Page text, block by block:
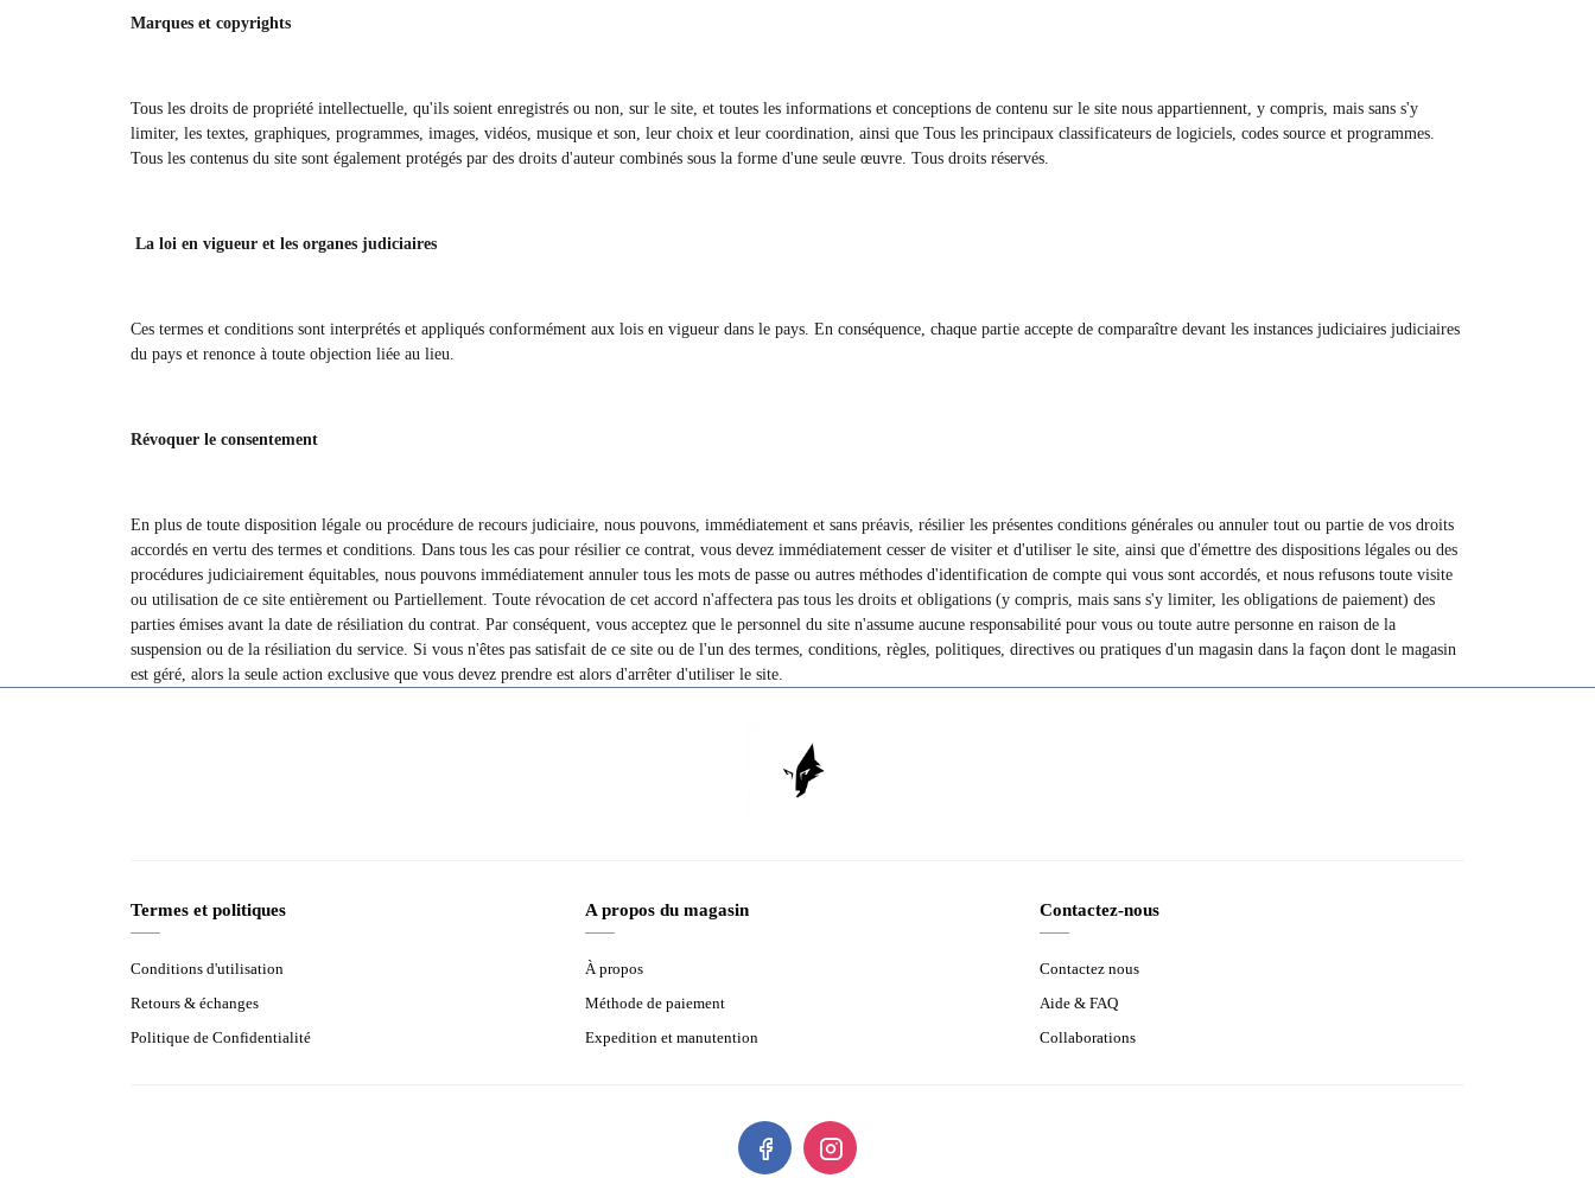
Marques et copyrights
Tous les droits de propriété intellectuelle, qu'ils soient enregistrés ou non, sur le site, et toutes les informations et conceptions de contenu sur le site nous appartiennent, y compris, mais sans s'y
limiter, les textes, graphiques, programmes, images, vidéos, musique et son, leur choix et leur coordination, ainsi que Tous les principaux classificateurs de logiciels, codes source et programmes.
Tous les contenus du site sont également protégés par des droits d'auteur combinés sous la forme d'une seule œuvre. Tous droits réservés.
La loi en vigueur et les organes judiciaires
Ces termes et conditions sont interprétés et appliqués conformément aux lois en vigueur dans le pays. En conséquence, chaque partie accepte de comparaître devant les instances judiciaires judiciaires
du pays et renonce à toute objection liée au lieu.
Révoquer le consentement
En plus de toute disposition légale ou procédure de recours judiciaire, nous pouvons, immédiatement et sans préavis, résilier les présentes conditions générales ou annuler tout ou partie de vos droits
accordés en vertu des termes et conditions. Dans tous les cas pour résilier ce contrat, vous devez immédiatement cesser de visiter et d'utiliser le site, ainsi que d'émettre des dispositions légales ou des
procédures judiciairement équitables, nous pouvons immédiatement annuler tous les mots de passe ou autres méthodes d'identification de compte qui vous sont accordés, et nous refusons toute visite
ou utilisation de ce site entièrement ou Partiellement. Toute révocation de cet accord n'affectera pas tous les droits et obligations (y compris, mais sans s'y limiter, les obligations de paiement) des
parties émises avant la date de résiliation du contrat. Par conséquent, vous acceptez que le personnel du site n'assume aucune responsabilité pour vous ou toute autre personne en raison de la
suspension ou de la résiliation du service. Si vous n'êtes pas satisfait de ce site ou de l'un des termes, conditions, règles, politiques, directives ou pratiques d'un magasin dans la façon dont le magasin
est géré, alors la seule action exclusive que vous devez prendre est alors d'arrêter d'utiliser le site.
Termes et politiques
Conditions d'utilisation
Retours & échanges
Politique de Confidentialité
A propos du magasin
À propos
Méthode de paiement
Expedition et manutention
Contactez-nous
Contactez nous
Aide & FAQ
Collaborations